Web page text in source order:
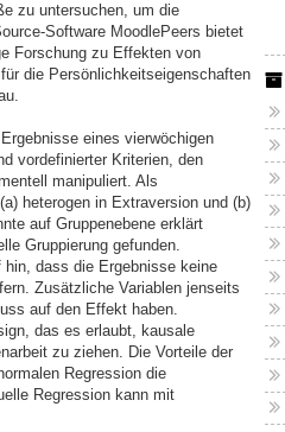
zu untersuchen, um die
Software MoodlePeers bietet
Forschung zu Effekten von
die Persönlichkeitseigenschaften
eines vierwöchigen
vordefinierter Kriterien, den
manipuliert. Als
heterogen in Extraversion und (b)
auf Gruppenebene erklärt
Gruppierung gefunden.
dass die Ergebnisse keine
Zusätzliche Variablen jenseits
auf den Effekt haben.
das es erlaubt, kausale
zu ziehen. Die Vorteile der
Regression die
Regression kann mit